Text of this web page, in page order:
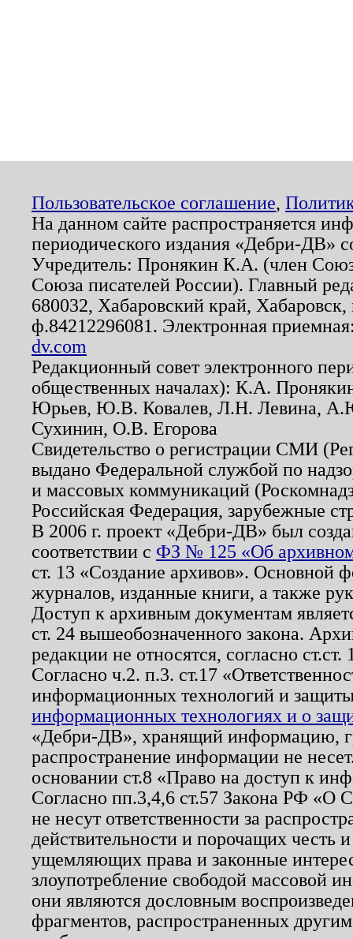
Пользовательское соглашение,
На данном сайте распространяется
периодического издания «Дебри-ДВ»
Учредитель: Пронякин К.А. (член
Союза писателей России). Главный
680032, Хабаровский край,
ф.84212296081. Электронная
dv.com
Редакционный совет электронного
общественных началах): К.А.
Юрьев, Ю.В. Ковалев, Л.Н. Левина,
Сухинин, О.В. Егорова
Свидетельство о регистрации СМИ
выдано Федеральной службой по
и массовых коммуникаций
Российская Федерация, зарубежные
В 2006 г. проект «Дебри-ДВ» был
соответствии с ФЗ № 125 «Об
ст. 13 «Создание архивов». Основной
журналов, изданные книги, а также
Доступ к архивным документам
ст. 24 вышеобозначенного закона.
редакции не относятся, согласно
Согласно ч.2. п.3. ст.17
информационных технологий и
информационных технологиях и о
«Дебри-ДВ», хранящий информацию,
распространение информации не
основании ст.8 «Право на доступ к
Согласно пп.3,4,6 ст.57 Закона РФ «О
не несут ответственности за
действительности и порочащих честь
ущемляющих права и законные
злоупотребление свободой массовой
они являются дословным
фрагментов, распространенных